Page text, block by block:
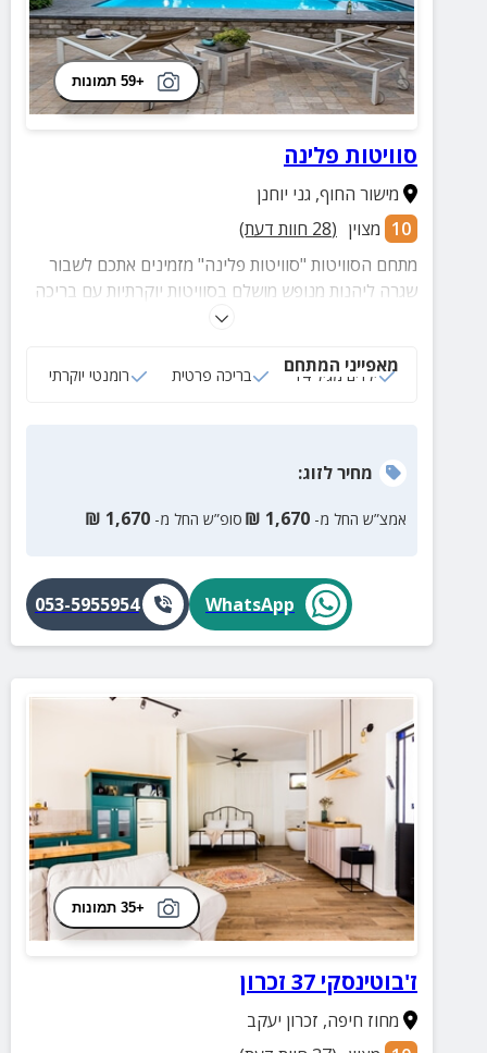
+59 תמונות
סוויטות פלינה
מישור החוף, גני יוחנן
10 מצוין (
28 חוות דעת)
מתחם הסוויטות "סוויטות פלינה" מזמינים אתכם לשבור
שגרה ליהנות מנופש מושלם בסוויטות יוקרתיות עם בריכה
פרטית, עמדת מנגל מאובזרת, ערסלים ועוד.
מאפייני המתחם
ילדים מגיל 14 בריכה פרטית רומנטי יוקרתי
מחירלזוג:
אמצ”ש החל מ- 1,670
₪ סופ”ש החל מ- 1,670
₪
WhatsApp
053-5955954
+35 תמונות
ז'בוטינסקי 37 זכרון
מחוז חיפה, זכרון יעקב